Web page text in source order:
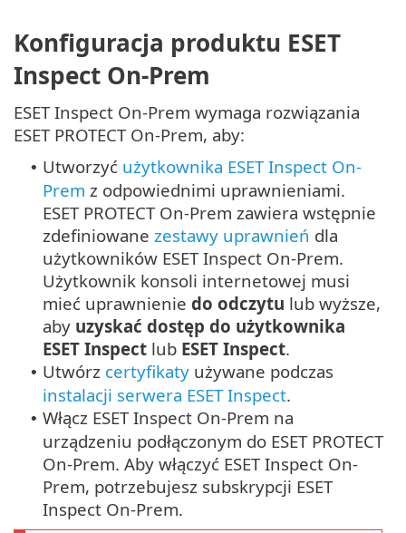
Konfiguracja produktu ESET
Inspect On-Prem
ESET Inspect On-Prem wymaga rozwiązania
ESET PROTECT On-Prem, aby:
• Utworzyć użytkownika ESET Inspect On-
Prem z odpowiednimi uprawnieniami.
ESET PROTECT On-Prem zawiera wstępnie
zdefiniowane zestawy uprawnień dla
użytkowników ESET Inspect On-Prem.
Użytkownik konsoli internetowej musi
mieć uprawnienie do odczytu lub wyższe,
aby uzyskać dostęp do użytkownika
ESET Inspect lub ESET Inspect.
• Utwórz certyfikaty używane podczas
instalacji serwera ESET Inspect.
• Włącz ESET Inspect On-Prem na
urządzeniu podłączonym do ESET PROTECT
On-Prem. Aby włączyć ESET Inspect On-
Prem, potrzebujesz subskrypcji ESET
Inspect On-Prem.